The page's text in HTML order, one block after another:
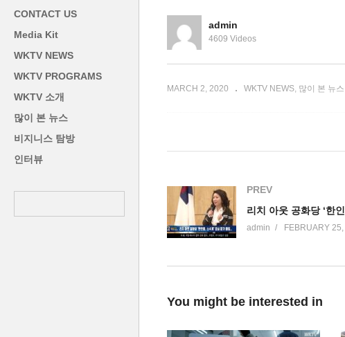
다’ 오늘부터 시행 돌입
CONTACT US
Media Kit
WKTV NEWS
WKTV PROGRAMS
WKTV 소개
많이 본 뉴스
비지니스 탐방
인터뷰
admin
4609 Videos
MARCH 2, 2020 WKTV NEWS 많이 본 뉴스
PREV
admin FEBRUARY
You might be interested in